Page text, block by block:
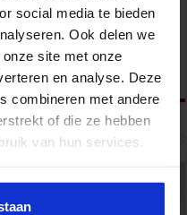
social media te bieden
Ook delen we
site met onze
en analyse. Deze
combineren met andere
of die ze hebben
van hun services.